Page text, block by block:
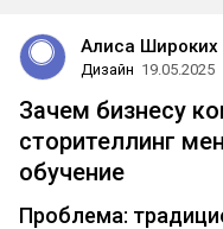
Алиса Широких
Дизайн 19.05.2025
Зачем бизнесу
сторителлинг
обучение
Проблема: